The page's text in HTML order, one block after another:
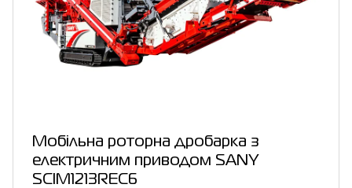
Мобільна роторна дробарка з
електричним приводом SANY
SCIM1213REC6